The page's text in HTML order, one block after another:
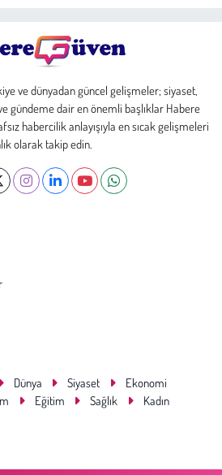
ve dünyadan güncel gelişmeler; siyaset,
gündeme dair en önemli başlıklar Habere
habercilik anlayışıyla en sıcak gelişmeleri
olarak takip edin.
Dünya Siyaset
Ekonomi
Eğitim Sağlık
Kadın